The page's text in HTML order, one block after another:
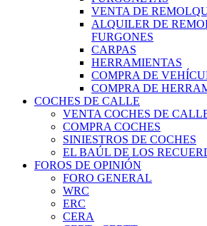
VENTA DE
ALQUILER DE
FURGONES
CARPAS
HERRAMIENTAS
COMPRA DE
COMPRA DE
COCHES DE CALLE
VENTA COCHES DE
COMPRA COCHES
SINIESTROS DE COCHES
EL BAÚL DE LOS
FOROS DE OPINIÓN
FORO GENERAL
WRC
ERC
CERA